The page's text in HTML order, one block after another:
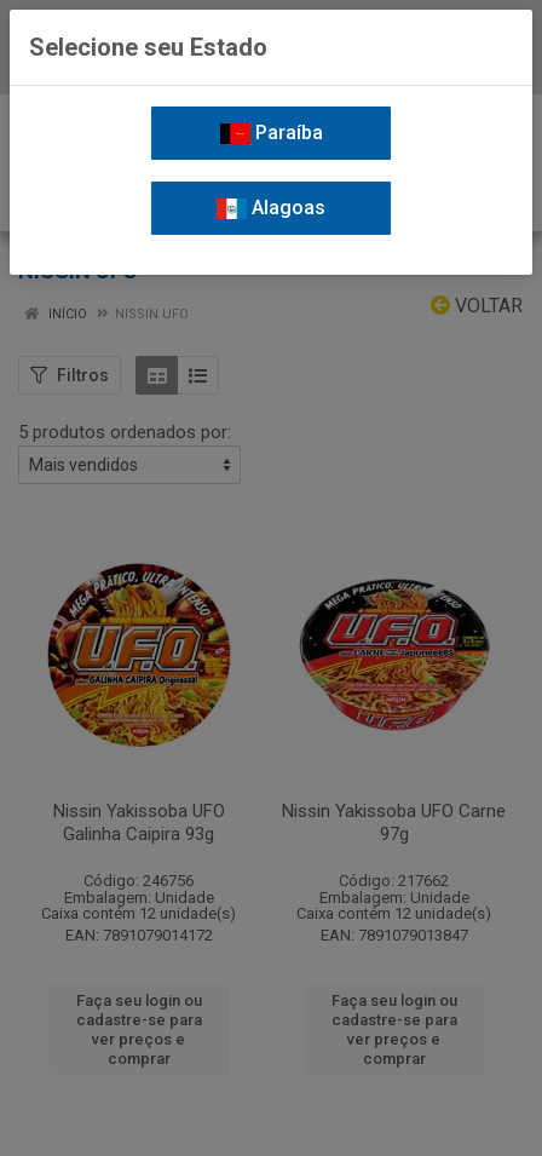
NISSIN UFO
VOLTAR
INÍCIO NISSIN UFO
Filtros
5 produtos ordenados por:
Nissin Yakissoba UFO
Galinha Caipira 93g
Código: 246756
Embalagem: Unidade
Caixa contém 12 unidade(s)
EAN: 7891079014172
Faça seu login ou
cadastre-se para
ver preços e
comprar
Nissin Yakissoba UFO Carne
97g
Código: 217662
Embalagem: Unidade
Caixa contém 12 unidade(s)
EAN: 7891079013847
Faça seu login ou
cadastre-se para
ver preços e
comprar
Selecione seu Estado
Paraíba
Alagoas